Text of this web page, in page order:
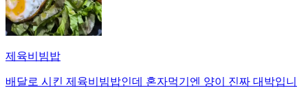
제육비빔밥
배달로 시킨 제육비빔밥인데 혼자먹기엔 양이 진짜 대박입니